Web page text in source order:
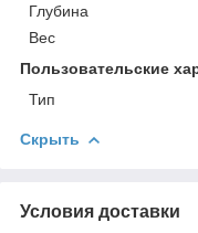
Глубина
Вес
Пользовательские
Тип
Скрыть
Условия доставки